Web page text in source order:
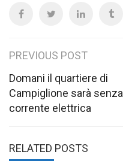
Post
navigation
PREVIOUS POST
Domani il quartiere di
Campiglione sarà senza
corrente elettrica
RELATED POSTS